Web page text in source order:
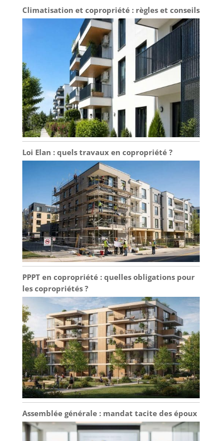
Climatisation et copropriété : règles et conseils
Loi Elan : quels travaux en copropriété ?
PPPT en copropriété : quelles obligations pour
les copropriétés ?
Assemblée générale : mandat tacite des époux